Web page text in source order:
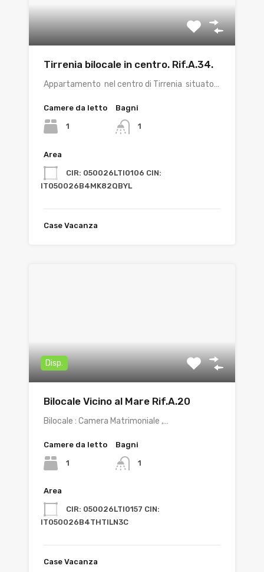
Tirrenia bilocale in centro. Rif.A.34.
Appartamento nel centro di Tirrenia situato…
Camere da letto
1
Bagni
1
Area
CIR: 050026LTI0106 CIN:
IT050026B4MK82QBYL
Case Vacanza
Disp.
Bilocale Vicino al Mare Rif.A.20
Bilocale : Camera Matrimoniale ,…
Camere da letto
1
Bagni
1
Area
CIR: 050026LTI0157 CIN:
IT050026B4THTILN3C
Case Vacanza